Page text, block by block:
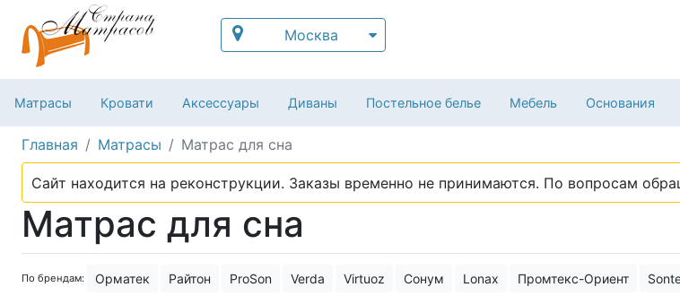
Москва
Матрасы Кровати Аксессуары Диваны Постельное белье Мебель Основания
Главная Матрасы Матрас для сна
Сайт находится на реконструкции. Заказы временно не принимаются. По вопросам
Матрас для сна
По брендам: Орматек Райтон ProSon Verda Virtuoz Сонум Lonax Промтекс-Ориент